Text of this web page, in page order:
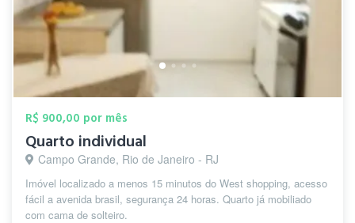
R$ 900,00 por mês
Quarto individual
Campo Grande, Rio de Janeiro - RJ
Imóvel localizado a menos 15 minutos do West shopping, acesso
fácil a avenida brasil, segurança 24 horas. Quarto já mobiliado
com cama de solteiro.